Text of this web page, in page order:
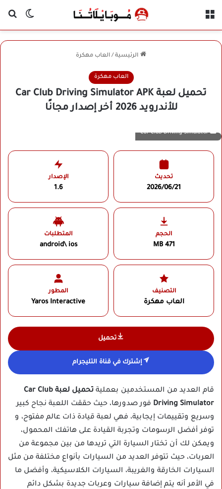
الوضع
الرئيسية / العاب مهكرة
العاب مهكرة
تحميل لعبة Car Club Driving Simulator APK
للأندرويد 2026 أخر إصدار مجانًا
Car Club Driving Simulator
تحديث
2026/06/21
الإصدار
1.6
الحجم
471 MB
المتطلبات
android\ ios
التصنيف
العاب مهكرة
المطور
Yaros Interactive‏
تحميل
إشترك في قناة التليجرام
قام العديد من المستخدمين بعملية
تحميل لعبة Car Club
Driving Simulator فور صدورها، حيث حققت اللعبة نجاح كبير
وسريع وتقييمات إيجابية، فهي لعبة قيادة ذات عالم مفتوح، و
توفر أفضل الرسومات وتجربة القيادة على هاتفك المحمول،
ويمكن لك أن تختار السيارة التي تريدها من بين مجموعة من
العربات، حيث تتوفر العديد من السيارات بأنواع مختلفة من مثل
السيارات الخارقة والغريبة، السيارات الكلاسيكية، وأفضل ما
في الأمر أنه يتم إضافة سيارات وعربات جديدة بشكل دائم